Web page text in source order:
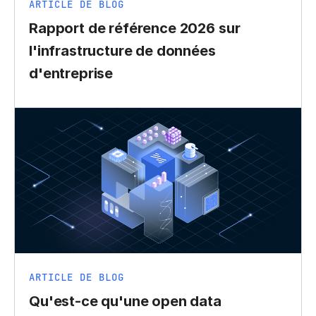
ARTICLE DE BLOG
Rapport de référence 2026 sur
l'infrastructure de données
d'entreprise
ARTICLE DE BLOG
Qu'est-ce qu'une open data